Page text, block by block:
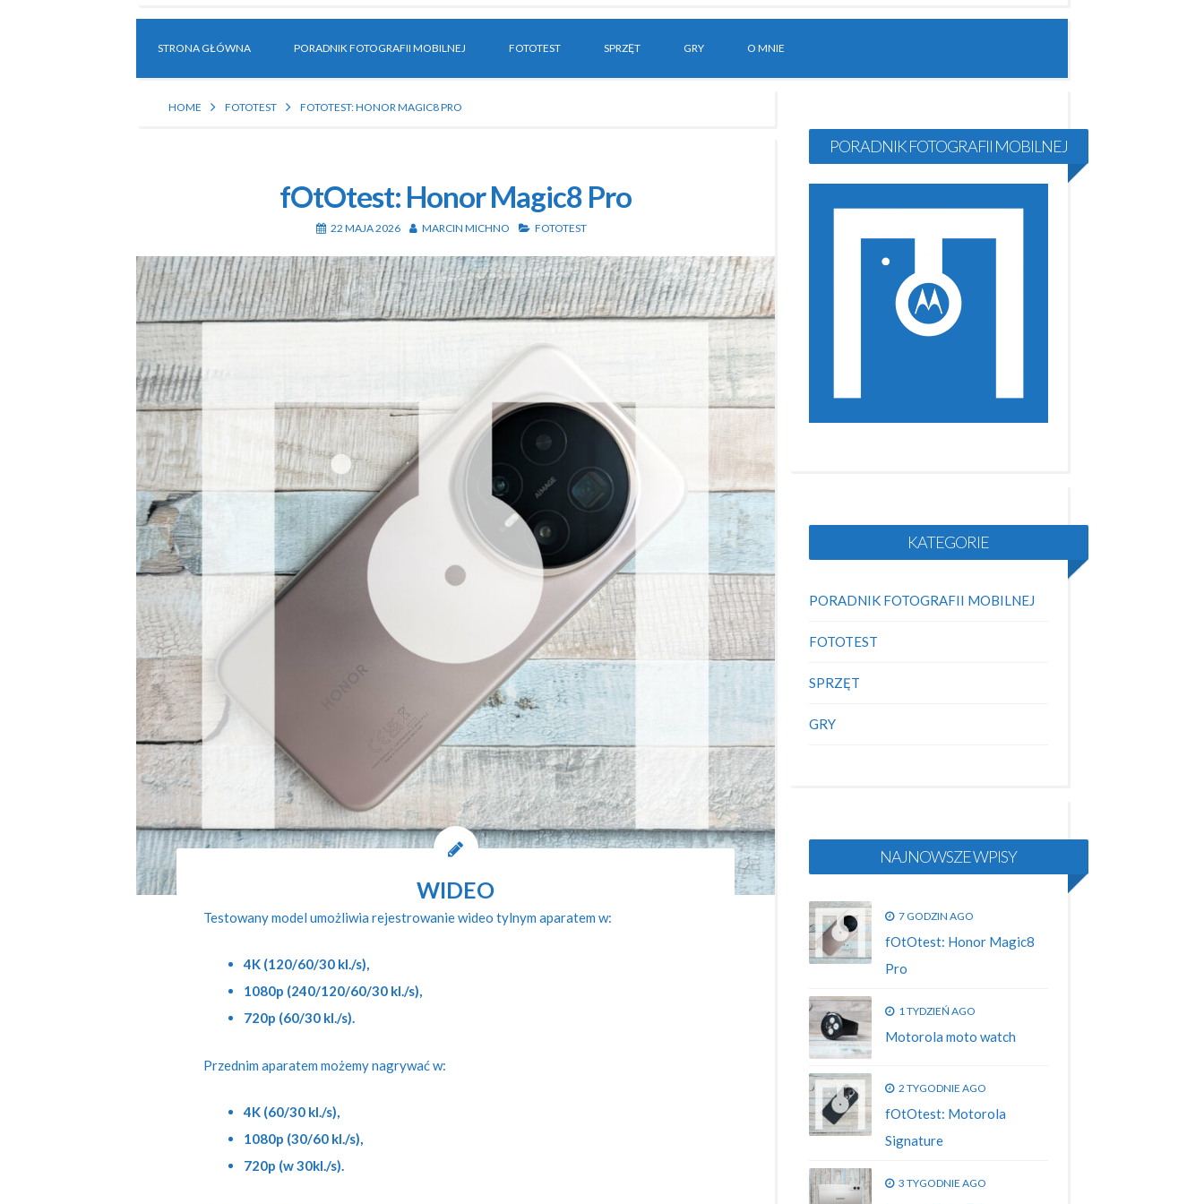
STRONA GŁÓWNA PORADNIK FOTOGRAFII MOBILNEJ FOTOTEST SPRZĘT GRY O MNIE
HOME FOTOTEST FOTOTEST: HONOR MAGIC8 PRO
fOtOtest: Honor Magic8 Pro
22 MAJA 2026 MARCIN MICHNO FOTOTEST
WIDEO
Testowany model umożliwia rejestrowanie wideo tylnym aparatem w:
4K (120/60/30 kl./s),
1080p (240/120/60/30 kl./s),
720p (60/30 kl./s).
Przednim aparatem możemy nagrywać w:
4K (60/30 kl./s),
1080p (30/60 kl./s),
720p (w 30kl./s).
PORADNIK FOTOGRAFII MOBILNEJ
KATEGORIE
PORADNIK FOTOGRAFII MOBILNEJ
FOTOTEST
SPRZĘT
GRY
NAJNOWSZE WPISY
7 GODZIN AGO
fOtOtest: Honor Magic8
Pro
1 TYDZIEŃ AGO
Motorola moto watch
2 TYGODNIE AGO
fOtOtest: Motorola
Signature
3 TYGODNIE AGO